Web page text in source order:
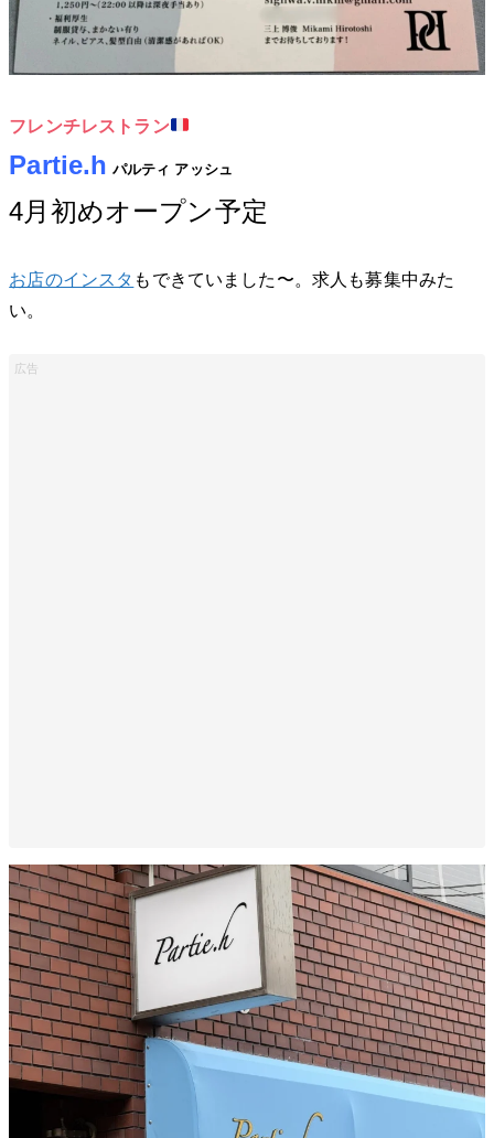
フレンチレストラン
Partie.h パルティ アッシュ
4月初めオープン予定
お店のインスタ もできていました〜。求人も募集中みた
い。